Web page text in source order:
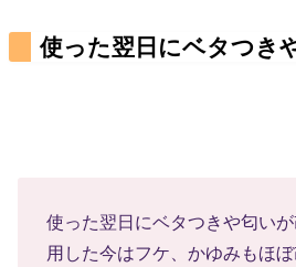
使った翌日にベタつき
使った翌日にベタつきや匂い
用した今はフケ、かゆみもほぼ